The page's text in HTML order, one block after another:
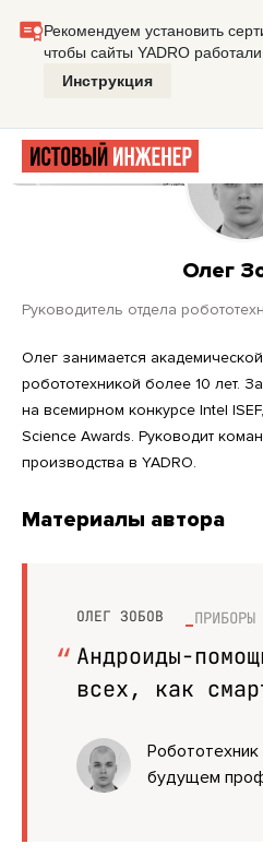
Главная Олег Зобов
Олег
руководитель отдела
Олег занимается академической и коммерческой
робототехникой более 10 лет.
на всемирном конкурсе Intel
Science Awards. Руководит
производства в YADRO.
Материалы автора
ОЛЕГ ЗОБОВ ПРИБОРЫ
Андроиды-
всех, как
будущем